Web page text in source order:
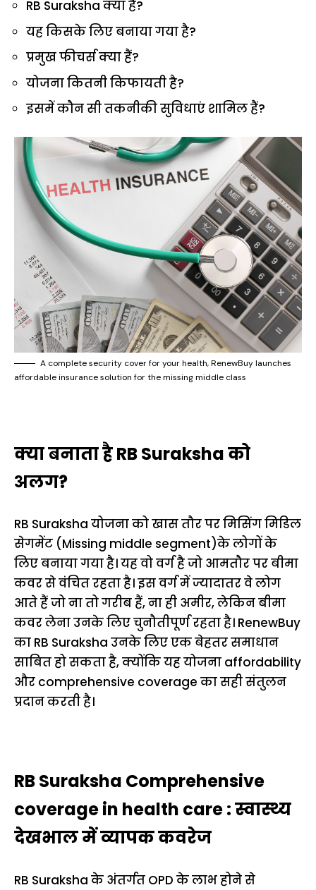
RB Suraksha क्या है?
यह किसके लिए बनाया गया है?
प्रमुख फीचर्स क्या हैं?
योजना कितनी किफायती है?
इसमें कौन सी तकनीकी सुविधाएं शामिल हैं?
A complete security cover for your health, RenewBuy launches
affordable insurance solution for the missing middle class
क्या बनाता है RB Suraksha को
अलग?
RB Suraksha योजना को खास तौर पर मिसिंग मिडिल
सेगमेंट (Missing middle segment)के लोगों के
लिए बनाया गया है। यह वो वर्ग है जो आमतौर पर बीमा
कवर से वंचित रहता है। इस वर्ग में ज्यादातर वे लोग
आते हैं जो ना तो गरीब हैं, ना ही अमीर, लेकिन बीमा
कवर लेना उनके लिए चुनौतीपूर्ण रहता है। RenewBuy
का RB Suraksha उनके लिए एक बेहतर समाधान
साबित हो सकता है, क्योंकि यह योजना affordability
और comprehensive coverage का सही संतुलन
प्रदान करती है।
RB Suraksha Comprehensive
coverage in health care : स्वास्थ्य
देखभाल में व्यापक कवरेज
RB Suraksha के अंतर्गत OPD के लाभ होने से